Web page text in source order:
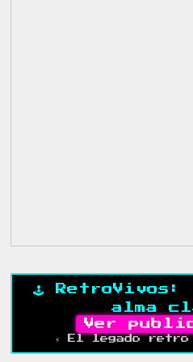
🕹️ RetroVivos:
alma
Ver
⚡ El legado retro